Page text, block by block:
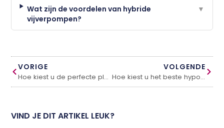
Wat zijn de voordelen van hybride
vijverpompen?
▼
VORIGE
Hoe kiest u de perfecte planten voor uw tuincentrum?
VOLGENDE
Hoe kiest u het beste hypoallergene hondenvoer voor uw harige vriend?
VIND JE DIT ARTIKEL LEUK?